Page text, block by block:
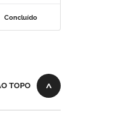
Concluído
TOPO